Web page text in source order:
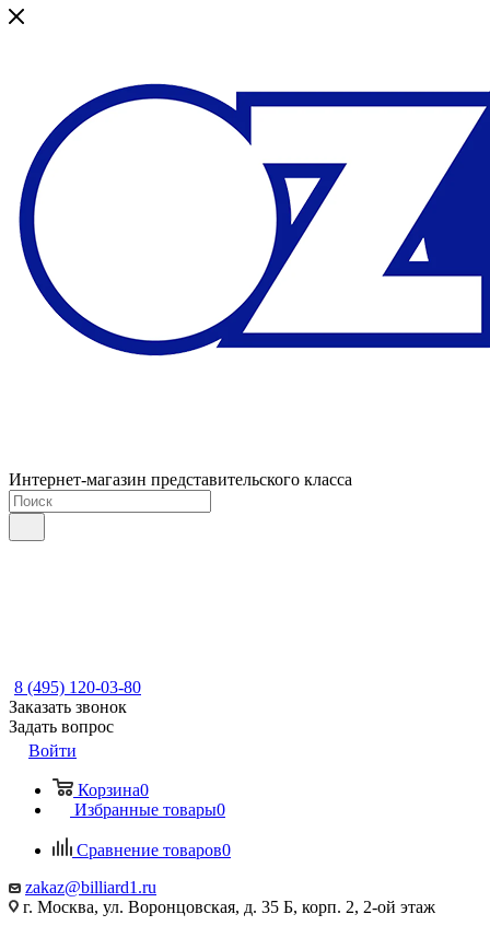
Интернет-магазин представительского класса
8 (495) 120-03-80
Заказать звонок
Задать вопрос
Войти
Корзина0
Избранные товары0
Сравнение товаров0
zakaz@billiard1.ru
г. Москва, ул. Воронцовская, д. 35 Б, корп. 2, 2-ой этаж